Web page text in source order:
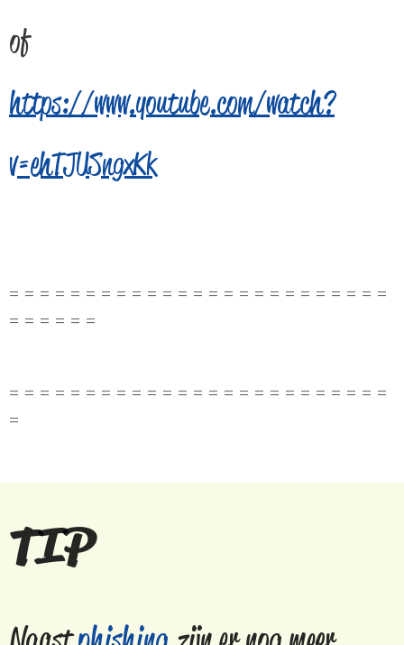
of
https://www.youtube.com/watch?
v=ehTJUSngxKk
= = = = = = = = = = = = = = = = = = = = = = = = =
= = = = = =
= = = = = = = = = = = = = = = = = = = = = = = = =
=
TIP